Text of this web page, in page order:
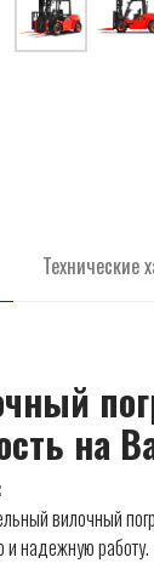
Технические
на
вилочный
и надежную работу.